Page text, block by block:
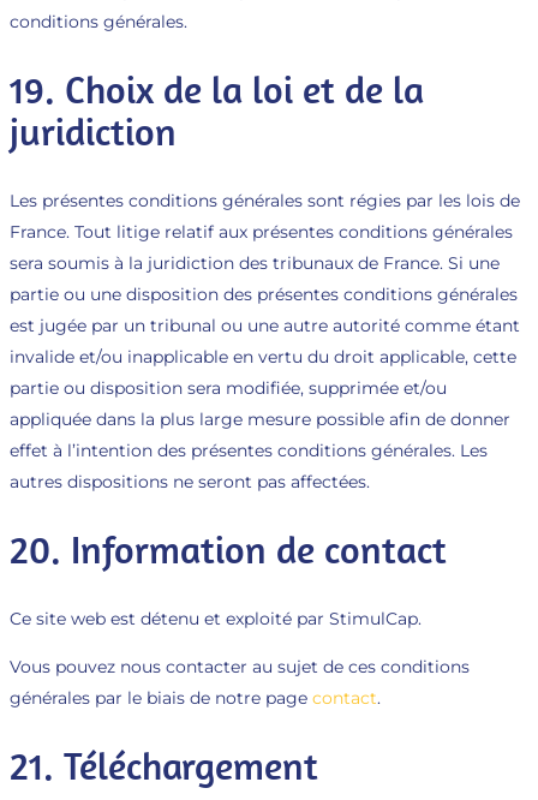
conditions générales.
19. Choix de la loi et de la
juridiction
Les présentes conditions générales sont régies par les lois de
France. Tout litige relatif aux présentes conditions générales
sera soumis à la juridiction des tribunaux de France. Si une
partie ou une disposition des présentes conditions générales
est jugée par un tribunal ou une autre autorité comme étant
invalide et/ou inapplicable en vertu du droit applicable, cette
partie ou disposition sera modifiée, supprimée et/ou
appliquée dans la plus large mesure possible afin de donner
effet à l’intention des présentes conditions générales. Les
autres dispositions ne seront pas affectées.
20. Information de contact
Ce site web est détenu et exploité par StimulCap.
Vous pouvez nous contacter au sujet de ces conditions
générales par le biais de notre page contact.
21. Téléchargement